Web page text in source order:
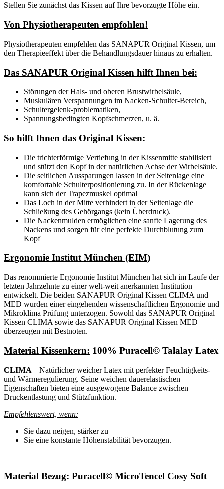
Stellen Sie zunächst das Kissen auf Ihre bevorzugte Höhe ein.
Von Physiotherapeuten empfohlen!
Physiotherapeuten empfehlen das SANAPUR Original Kissen, um
den Therapieeffekt über die Behandlungsdauer hinaus zu erhalten.
Das SANAPUR Original Kissen hilft Ihnen bei:
Störungen der Hals- und oberen Brustwirbelsäule,
Muskulären Verspannungen im Nacken-Schulter-Bereich,
Schultergelenk-problematiken,
Spannungsbedingten Kopfschmerzen, u. ä.
So hilft Ihnen das Original Kissen:
Die trichterförmige Vertiefung in der Kissenmitte stabilisiert
und stützt den Kopf in der natürlichen Achse der Wirbelsäule.
Die seitlichen Aussparungen lassen in der Seitenlage eine
komfortable Schulterpositionierung zu. In der Rückenlage
kann sich der Trapezmuskel optimal
Das Loch in der Mitte verhindert in der Seitenlage die
Schließung des Gehörgangs (kein Überdruck).
Die Nackenmulden ermöglichen eine sanfte Lagerung des
Nackens und sorgen für eine perfekte Durchblutung zum
Kopf
Ergonomie Institut München (EIM)
Das renommierte Ergonomie Institut München hat sich im Laufe der
letzten Jahrzehnte zu einer welt-weit anerkannten Institution
entwickelt. Die beiden SANAPUR Original Kissen CLIMA und
MED wurden einer eingehenden wissenschaftlichen Ergonomie und
Mikroklima Prüfung unterzogen. Sowohl das SANAPUR Original
Kissen CLIMA sowie das SANAPUR Original Kissen MED
überzeugen mit Bestnoten.
Material Kissenkern: 100% Puracell© Talalay Latex
CLIMA – Natürlicher weicher Latex mit perfekter Feuchtigkeits-
und Wärmeregulierung. Seine weichen dauerelastischen
Eigenschaften bieten eine ausgewogene Balance zwischen
Druckentlastung und Stützfunktion.
Empfehlenswert, wenn:
Sie dazu neigen, stärker zu
Sie eine konstante Höhenstabilität bevorzugen.
Material Bezug: Puracell© MicroTencel Cosy Soft